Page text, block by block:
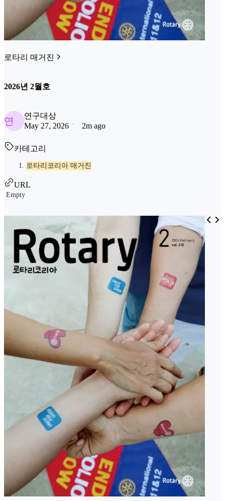
로타리 매거진
2026년 2월호
연
연구대상
May 27, 2026
2m ago
카테고리
로타리코리아 매거진
URL
Empty